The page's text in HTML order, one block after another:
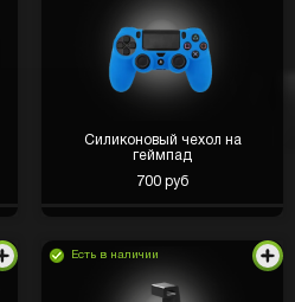
Силиконовый чехол на
геймпад
700 руб
Есть в наличии